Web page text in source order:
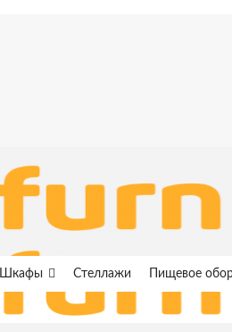
Шкафы Стеллажи Пищевое